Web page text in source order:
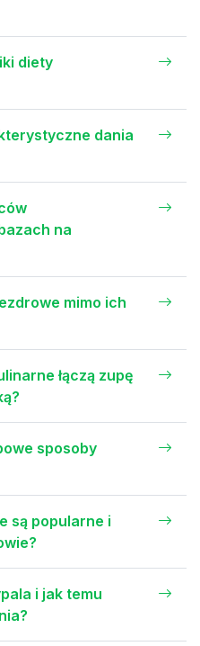
diety
dania
na
mimo ich
łączą zupę
sposoby
są popularne i
i jak temu